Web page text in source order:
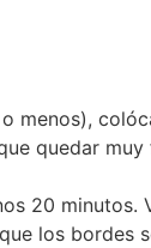
menos),
quedar muy
20 minutos.
los bordes